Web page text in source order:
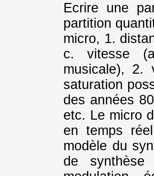
Ecrire une
partition
micro, 1.
c. vitesse
musicale), 2.
saturation
des années
etc. Le micro
en temps
modèle du
de